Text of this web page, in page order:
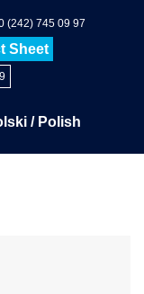
(242) 745 09 97
Sheet